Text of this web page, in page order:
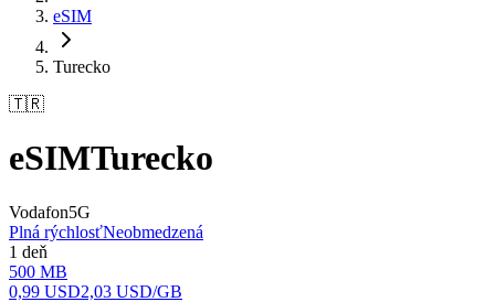
eSIM
Turecko
🇹🇷
eSIMTurecko
Vodafon5G
Plná rýchlosťNeobmedzená
1 deň
500 MB
0,99 USD2,03 USD/GB